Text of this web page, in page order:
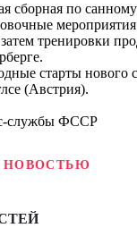
сборная по
тренировки
старты нового
(Австрия).
службы ФССР
НОВОСТЬЮ